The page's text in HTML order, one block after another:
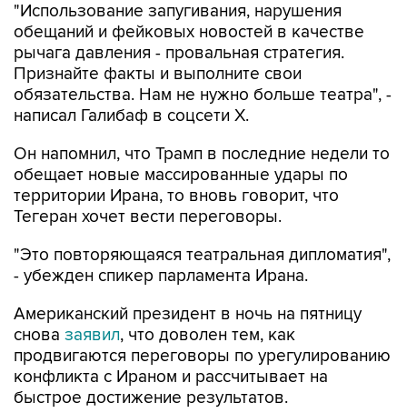
"Использование запугивания, нарушения
обещаний и фейковых новостей в качестве
рычага давления - провальная стратегия.
Признайте факты и выполните свои
обязательства. Нам не нужно больше театра", -
написал Галибаф в соцсети X.
Он напомнил, что Трамп в последние недели то
обещает новые массированные удары по
территории Ирана, то вновь говорит, что
Тегеран хочет вести переговоры.
"Это повторяющаяся театральная дипломатия",
- убежден спикер парламента Ирана.
Американский президент в ночь на пятницу
снова заявил, что доволен тем, как
продвигаются переговоры по урегулированию
конфликта с Ираном и рассчитывает на
быстрое достижение результатов.